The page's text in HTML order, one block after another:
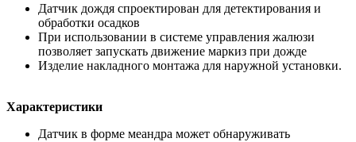
Датчик дождя спроектирован для детектирования и
обработки осадков
При использовании в системе управления жалюзи
позволяет запускать движение маркиз при дожде
Изделие накладного монтажа для наружной установки.
Характеристики
Датчик в форме меандра может обнаруживать